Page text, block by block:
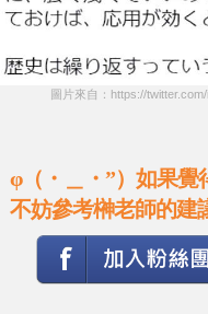
圖片來自：https://
φ（・＿・”）如果覺
不妨參考榊老師的建